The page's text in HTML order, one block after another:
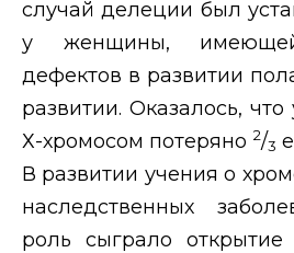
случай делеции был
у женщины,
дефектов в развитии
развитии. Оказалось,
Х-хромосом потеряно 2/3
В развитии учения о
наследственных
роль сыграло